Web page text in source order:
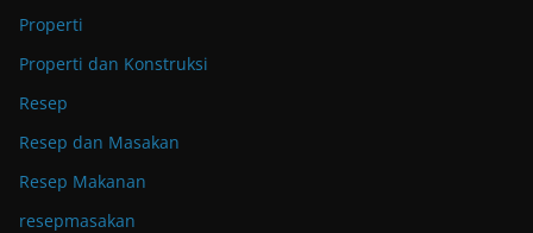
Properti
Properti dan Konstruksi
Resep
Resep dan Masakan
Resep Makanan
resepmasakan